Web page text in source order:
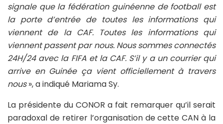
signale que la fédération guinéenne de football est
la porte d’entrée de toutes les informations qui
viennent de la CAF. Toutes les informations qui
viennent passent par nous. Nous sommes connectés
24H/24 avec la FIFA et la CAF. S’il y a un courrier qui
arrive en Guinée ça vient officiellement à travers
nous», a indiqué Mariama Sy.
La présidente du CONOR a fait remarquer qu’il serait
paradoxal de retirer l’organisation de cette CAN à la